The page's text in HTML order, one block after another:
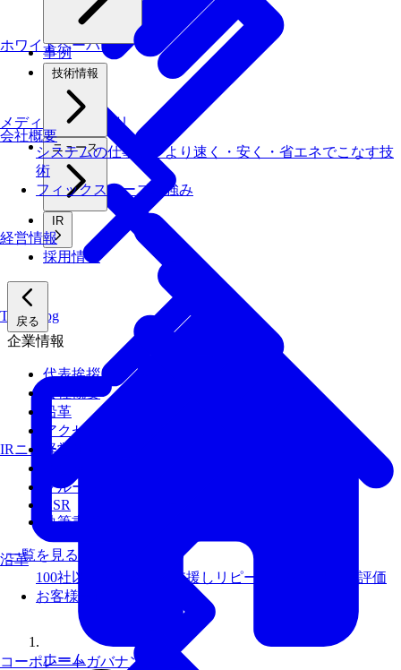
ホワイトペーパー
Tech Blog
メディアライブラリ
IRニュース
事例
技術情報
ニュース
IR
採用情報
戻る
企業情報
代表挨拶
沿革
アクセス
経営陣
グループ会社
CSR
執筆書籍
一覧を見る
会社概要
沿革
システムの仕事を、より速く・安く・省エネでこなす技
術
フィックスターズの​強み
100社以上のお客様を支援しリピート率99％以上の評価
お客様事例
経営情報
コーポレートガバナンス
ホーム